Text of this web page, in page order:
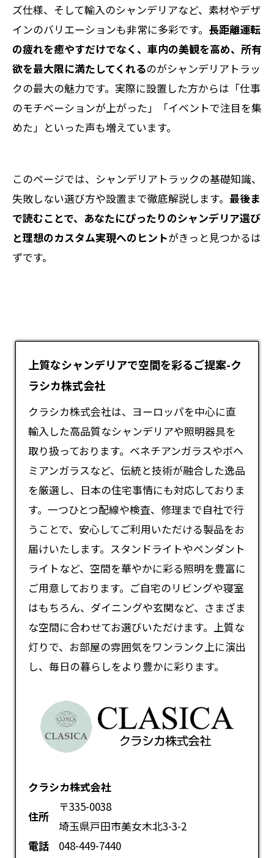
ズ仕様、そして輸入のシャンデリアなど、素材やデザ
インのバリエーションも非常に多彩です。 長距離運転
の疲れを癒やすだけでなく、車内の美観を高め、所有
欲を最大限に満たしてくれるのがシャンデリアトラッ
クの最大の魅力です。実際に設置した方からは「仕事
のモチベーションが上がった」「イベントで注目を集
めた」といった声も増えています。
このページでは、シャンデリアトラックの基礎知識、
失敗しない選び方や設置まで徹底解説します。 最後ま
で読むことで、あなたにぴったりのシャンデリア選び
と理想のカスタム実現へのヒントがきっと見つかるは
ずです。
上質なシャンデリアで空間を彩るご提案-ク
ラシカ株式会社
クラシカ株式会社は、ヨーロッパを中心に直
輸入した高品質なシャンデリアや照明器具を
取り扱っております。ベネチアンガラスやボヘ
ミアンガラスなど、伝統と技術が融合した逸品
を厳選し、日本の住宅事情にも対応しておりま
す。一つひとつ配線や検査、修理まで自社で行
うことで、安心してご利用いただける製品をお
届けいたします。スタンドライトやペンダント
ライトなど、空間を華やかに彩る照明を豊富に
ご用意しております。ご自宅のリビングや寝室
はもちろん、ダイニングや玄関など、さまざま
な空間に合わせてお選びいただけます。上質な
灯りで、お部屋の雰囲気をワンランク上に演出
し、毎日の暮らしをより豊かに彩ります。
クラシカ株式会社
住所
〒335-0038
埼玉県戸田市美女木北3-3-2
電話
048-449-7440